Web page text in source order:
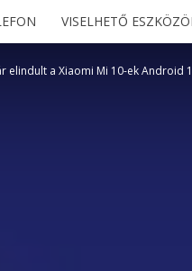
VISELHETŐ
elindult a Xiaomi Mi 10-ek Android